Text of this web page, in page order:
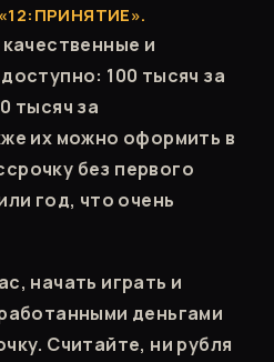
«12:ПРИНЯТИЕ».
и
100 тысяч за
тысяч за
их можно оформить в
без первого
год, что очень
начать играть и
деньгами
Считайте, ни рубля